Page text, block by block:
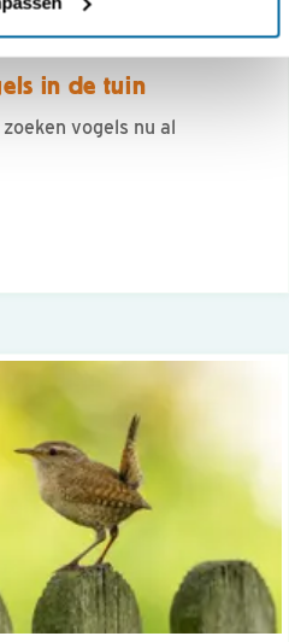
in de tuin
vogels nu al